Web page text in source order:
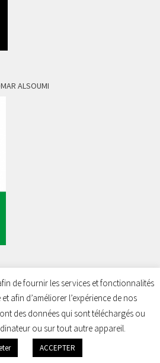
ALSOUMI
© 2026. Tous droits réservés.
de fournir les services et fonctionnalités
afin d’améliorer l’expérience de nos
des données qui sont téléchargés ou
ou sur tout autre appareil.
ACCEPTER